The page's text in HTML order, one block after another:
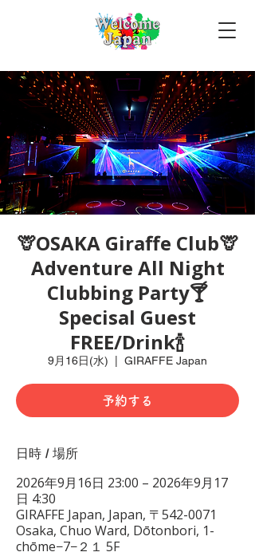
🦒OSAKA Giraffe Club🦒
Adventure All Night
Clubbing Party🍸
Specisal Guest
FREE/Drink🍾
9月16日(水) GIRAFFE Japan
予約する
日時 / 場所
2026年9月16日 23:00 – 2026年9月17
日 4:30
GIRAFFE Japan, Japan, 〒542-0071
Osaka, Chuo Ward, Dōtonbori, 1-
chōme−7−２１ 5F